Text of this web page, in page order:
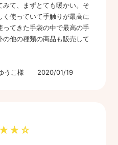
て、まずとても暖かい。そ
使っていて手触りが最高に
てきた手袋の中で最高の手
他の種類の商品も販売して
ゆうこ様 2020/01/19